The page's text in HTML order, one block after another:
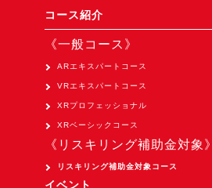
>XR Museum『Artlogue』開発中
《企業研修》
Unity研修
Apple Vision Pro アプリ開発研修
HoloLens 2 アプリ開発研修
《研究会》
XRビジネスフォーラム
コース紹介
《一般コース》
ARエキスパートコース
VRエキスパートコース
XRプロフェッショナル
XRベーシックコース
《リスキリング補助金対象》
リスキリング補助金対象コース
イベント